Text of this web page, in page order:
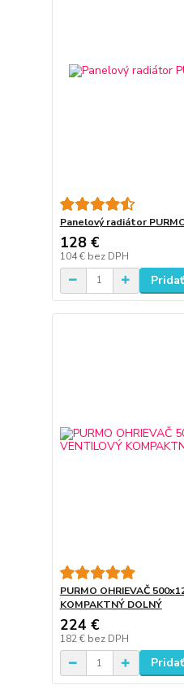
Panelový radiátor
128 €
104 € bez DPH
PURMO OHRIEVAČ
KOMPAKTNÝ DOLNÝ
224 €
182 € bez DPH